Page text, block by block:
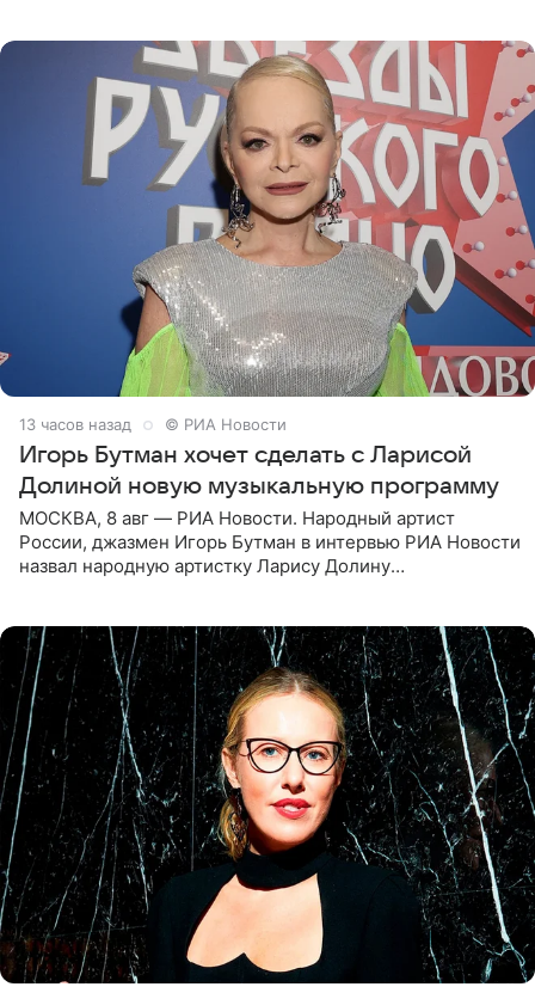
13 часов назад © РИА Новости
Игорь Бутман хочет сделать с Ларисой
Долиной новую музыкальную программу
МОСКВА, 8 авг — РИА Новости. Народный артист
России, джазмен Игорь Бутман в интервью РИА Новости
назвал народную артистку Ларису Долину